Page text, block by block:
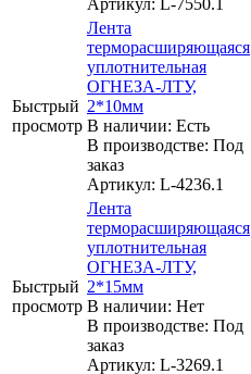
Быстрый
просмотр
Лента
терморасширяющаяся
уплотнительная
ОГНЕЗА-ЛТУ,
2*10мм
В наличии: Eсть
В производстве: Под
заказ
Артикул: L-4236.1
Быстрый
просмотр
Лента
терморасширяющаяся
уплотнительная
ОГНЕЗА-ЛТУ,
2*15мм
В наличии: Нет
В производстве: Под
заказ
Артикул: L-3269.1